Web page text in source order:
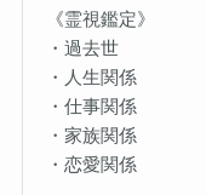
《霊視鑑定》
・過去世
・人生関係
・仕事関係
・家族関係
・恋愛関係